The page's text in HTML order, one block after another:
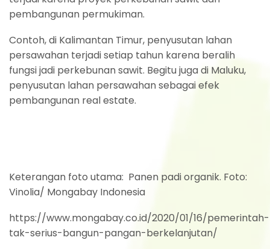
pembangunan permukiman.
Contoh, di Kalimantan Timur, penyusutan lahan
persawahan terjadi setiap tahun karena beralih
fungsi jadi perkebunan sawit. Begitu juga di Maluku,
penyusutan lahan persawahan sebagai efek
pembangunan real estate.
Keterangan foto utama: Panen padi organik. Foto:
Vinolia/ Mongabay Indonesia
https://www.mongabay.co.id/2020/01/16/pemerintah-
tak-serius-bangun-pangan-berkelanjutan/